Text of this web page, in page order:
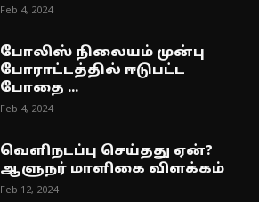
Feb 4, 2024
போலிஸ் நிலையம் முன்பு
போராட்டத்தில் ஈடுபட்ட
போதை ...
Feb 4, 2024
வெளிநடப்பு செய்தது ஏன்?
ஆளுநர் மாளிகை விளக்கம்
Feb 12, 2024